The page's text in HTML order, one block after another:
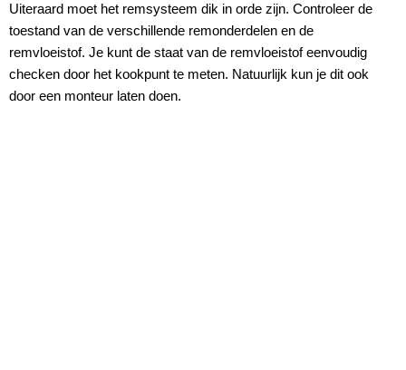
Uiteraard moet het remsysteem dik in orde zijn. Controleer de
toestand van de verschillende remonderdelen en de
remvloeistof. Je kunt de staat van de remvloeistof eenvoudig
checken door het kookpunt te meten. Natuurlijk kun je dit ook
door een monteur laten doen.